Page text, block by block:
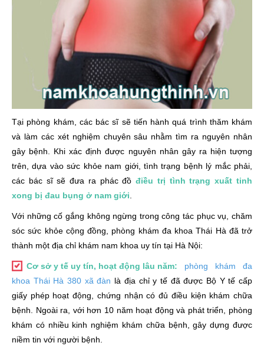
Tại phòng khám, các bác sĩ sẽ tiến hành quá trình thăm khám
và làm các xét nghiệm chuyên sâu nhằm tìm ra nguyên nhân
gây bệnh. Khi xác định được nguyên nhân gây ra hiện tượng
trên, dựa vào sức khỏe nam giới, tình trạng bệnh lý mắc phải,
các bác sĩ sẽ đưa ra phác đồđiều trị tình trạng xuất tinh
xong bị đau bụng ở nam giới
Với những cố gắng không ngừng trong công tác phục vụ, chăm
sóc sức khỏe cộng đồng, phòng khám đa khoa Thái Hà đã trở
thành một địa chỉ khám nam khoa uy tín tại Hà Nội:
Cơ sở y tế uy tín, hoạt động lâu năm:
phòng khám đa
khoa Thái Hà 380 xã đàn là địa chỉ y tế đã được Bộ Y tế cấp
giấy phép hoạt động, chứng nhận có đủ điều kiện khám chữa
bệnh. Ngoài ra, với hơn 10 năm hoạt động và phát triển, phòng
khám có nhiều kinh nghiệm khám chữa bệnh, gây dựng được
niềm tin với người bệnh.